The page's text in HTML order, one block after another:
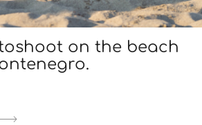
on the beach